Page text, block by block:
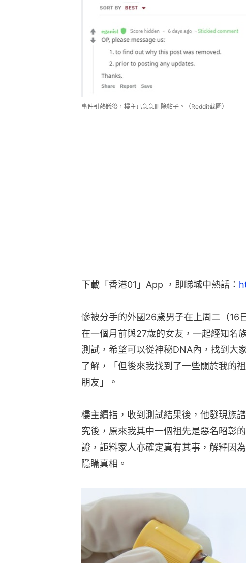
事件引熱議後，樓主已急急刪除帖子。（Reddit截圖）
下載「香港01」App ，即睇城中熱話：
慘被分手的外國26歲男子在上周二（16
在一個月前與27歲的女友，一起經知名
測試，希望可以從神秘DNA內，找到大
了解，「但後來我找到了一些關於我的
朋友」。
樓主續指，收到測試結果後，他發現族
究後，原來我其中一個祖先是惡名昭彰
證，詎料家人亦確定真有其事，解釋因
隱瞞真相。